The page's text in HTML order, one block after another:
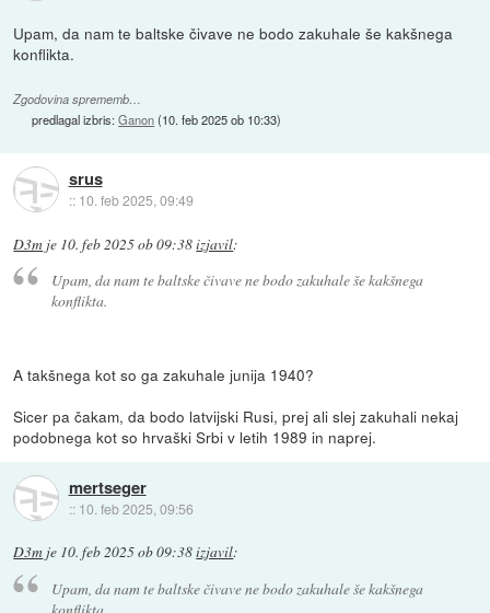
Upam, da nam te baltske čivave ne bodo zakuhale še kakšnega
konflikta.
Zgodovina sprememb…
predlagal izbris:Ganon(10. feb 2025 ob 10:33)
srus
:: 10. feb 2025, 09:49
D3m je 10. feb 2025 ob 09:38izjavil:
Upam, da nam te baltske čivave ne bodo zakuhale še kakšnega
konflikta.
A takšnega kot so ga zakuhale junija 1940?
Sicer pa čakam, da bodo latvijski Rusi, prej ali slej zakuhali nekaj
podobnega kot so hrvaški Srbi v letih 1989 in naprej.
mertseger
:: 10. feb 2025, 09:56
D3m je 10. feb 2025 ob 09:38izjavil:
Upam, da nam te baltske čivave ne bodo zakuhale še kakšnega